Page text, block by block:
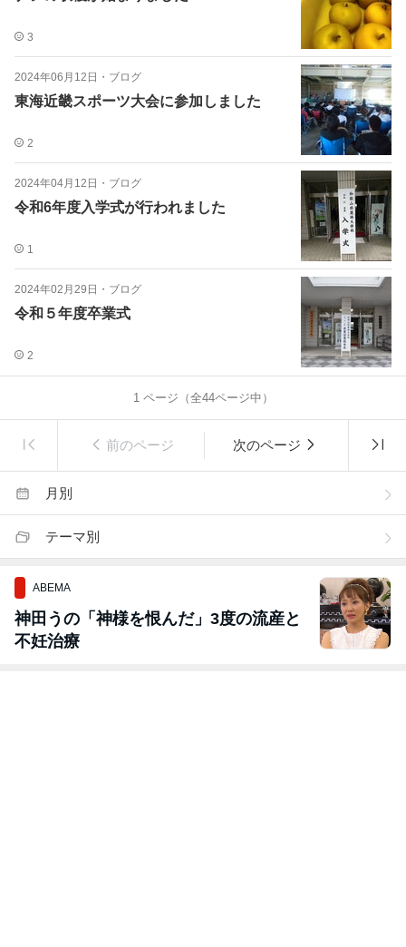
3
2024年06月12日 ・ ブログ
東海近畿スポーツ大会に参加しました
2
2024年04月12日 ・ ブログ
令和6年度入学式が行われました
1
2024年02月29日 ・ ブログ
令和５年度卒業式
2
1ページ（全44ページ中）
前のページ 次のページ
月別
テーマ別
ABEMA
神田うの「神様を恨んだ」3度の流産と
不妊治療